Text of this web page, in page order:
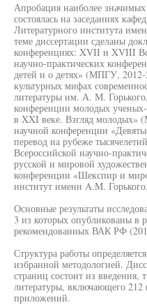
Апробация наиболее значимых
состоялась на заседаниях
Литературного института
теме диссертации сделаны
конференциях: XVII и XVIII
научно-практических
детей и о детях» (МПГУ,
культурных мифах
литературы им. А. М.
конференции молодых
в XXI веке. Взгляд
научной конференции
перевод на рубеже
Всероссийской научно-
русской и мировой
конференции «Шекспир и
институт имени A.M.
Основные результаты
3 из которых опубликованы в
рекомендованных ВАК РФ
Структура работы
избранной методологией.
страниц состоит из введения,
литературы, включающего
приложений.